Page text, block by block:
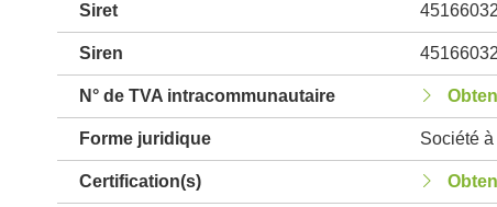
Siret
Siren
N° de TVA intracommunautaire
Forme juridique Société
Certification(s)